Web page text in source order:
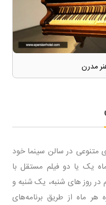
مدرن
متنوعی در سالن سینما خود
یک یا دو فیلم مستقل با
در روز های شنبه، یک شنبه و
ماه از طریق برنامه‌های